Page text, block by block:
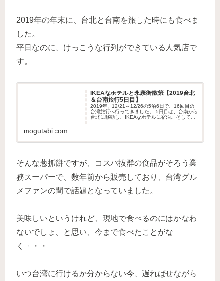
2019年の年末に、台北と台南を旅した時にも食べま
した。
平日なのに、けっこうな行列ができている人気店で
す。
IKEAなホテルと永康街散策【2019台北
＆台南旅行5日目】
2019年、12/21～12/26の5泊6日で、16回目の
台湾旅行へ行ってきました。 5日目は、台南から
台北に移動し、IKEAなホテルに宿泊。そして永
mogutabi.com
そんな葱抓餅ですが、コスパ抜群の食品がそろう業
務スーパーで、数年前から販売しており、台湾グル
メファンの間で話題となっていました。
美味しいというけれど、現地で食べるのにはかなわ
ないでしょ、と思い、今まで食べたことがな
く・・・
いつ台湾に行けるか分からない今、遅ればせながら